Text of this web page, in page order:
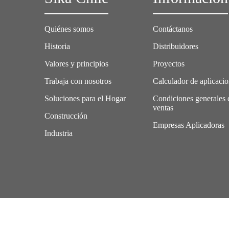
Quiénes somos
Historia
Valores y principios
Trabaja con nosotros
Soluciones para el Hogar
Construcción
Industria
Contáctanos
Distribuidores
Proyectos
Calculador de
Condiciones generales
ventas
Empresas Aplicadoras